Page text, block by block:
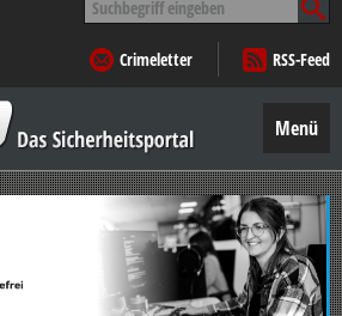
nach:
Crimeletter
RSS-Feed
Menü